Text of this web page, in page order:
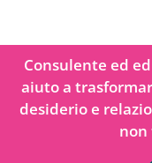
Consulente ed
aiuto a
desiderio e
non